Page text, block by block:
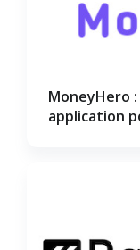
MoneyHero
application